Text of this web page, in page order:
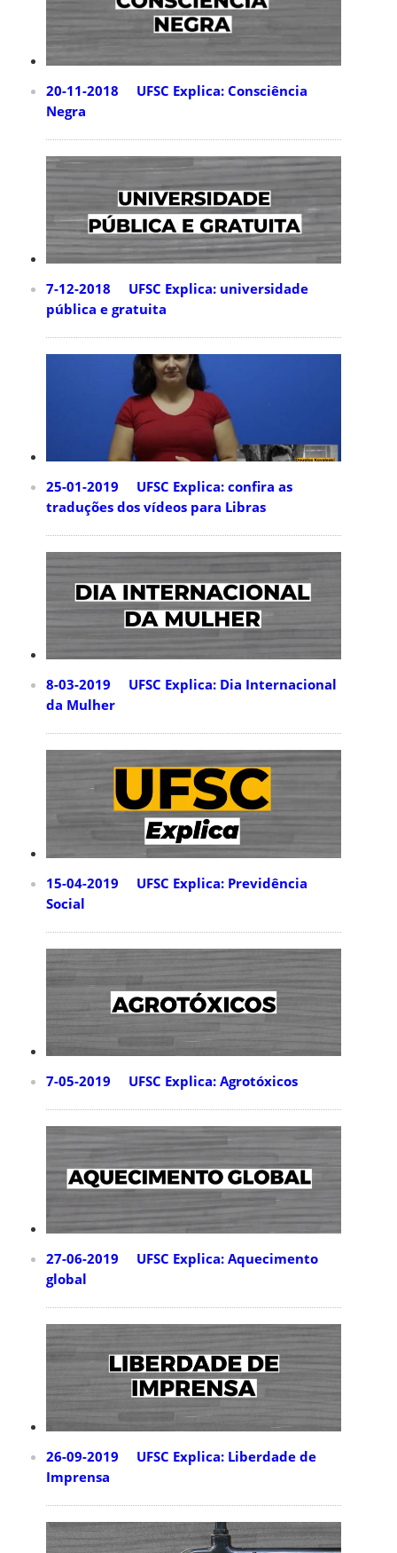
20-11-2018 UFSC Explica: Consciência
Negra
7-12-2018 UFSC Explica: universidade
pública e gratuita
25-01-2019 UFSC Explica: confira as
traduções dos vídeos para Libras
8-03-2019 UFSC Explica: Dia Internacional
da Mulher
15-04-2019 UFSC Explica: Previdência
Social
7-05-2019 UFSC Explica: Agrotóxicos
27-06-2019 UFSC Explica: Aquecimento
global
26-09-2019 UFSC Explica: Liberdade de
Imprensa